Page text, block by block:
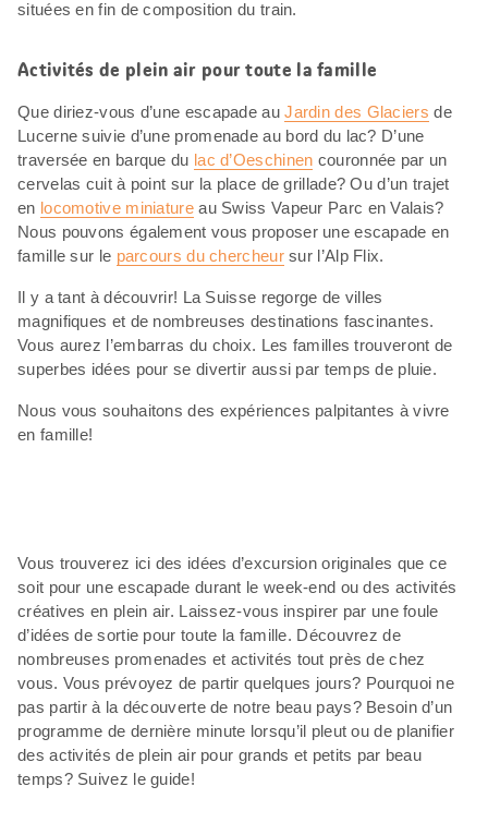
situées en fin de composition du train.
Activités de plein air pour toute la famille
Que diriez-vous d’une escapade auJardin des Glaciers de
Lucerne suivie d’une promenade au bord du lac? D’une
traversée en barque du lac d’Oeschinen couronnée par un
cervelas cuit à point sur la place de grillade? Ou d’un trajet
en locomotive miniatureau Swiss Vapeur Parc en Valais?
Nous pouvons également vous proposer une escapade en
famille sur le parcours du chercheursur l’Alp Flix.
Il y a tant à découvrir! La Suisse regorge de villes
magnifiques et de nombreuses destinations fascinantes.
Vous aurez l’embarras du choix. Les familles trouveront de
superbes idées pour se divertir aussi par temps de pluie.
Nous vous souhaitons des expériences palpitantes à vivre
en famille!
Vous trouverez ici des idées d’excursion originales que ce
soit pour une escapade durant le week-end ou des activités
créatives en plein air. Laissez-vous inspirer par une foule
d’idées de sortie pour toute la famille. Découvrez de
nombreuses promenades et activités tout près de chez
vous. Vous prévoyez de partir quelques jours? Pourquoi ne
pas partir à la découverte de notre beau pays? Besoin d’un
programme de dernière minute lorsqu’il pleut ou de planifier
des activités de plein air pour grands et petits par beau
temps? Suivez le guide!